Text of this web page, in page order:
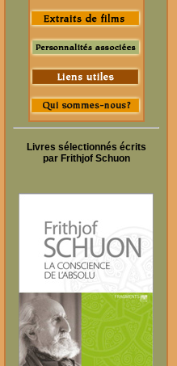
Livres sélectionnés écrits
par Frithjof Schuon